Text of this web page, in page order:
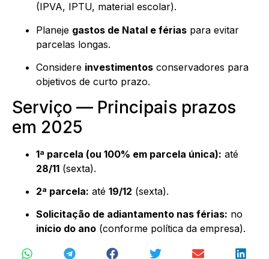
(IPVA, IPTU, material escolar).
Planeje gastos de Natal e férias para evitar
parcelas longas.
Considere investimentos conservadores para
objetivos de curto prazo.
Serviço — Principais prazos
em 2025
1ª parcela (ou 100% em parcela única): até
28/11 (sexta).
2ª parcela: até 19/12 (sexta).
Solicitação de adiantamento nas férias: no
início do ano (conforme política da empresa).